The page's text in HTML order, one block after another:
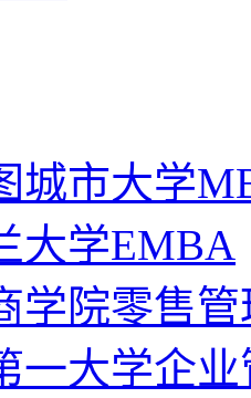
城市大学
大学EMBA
学院零售
一大学企